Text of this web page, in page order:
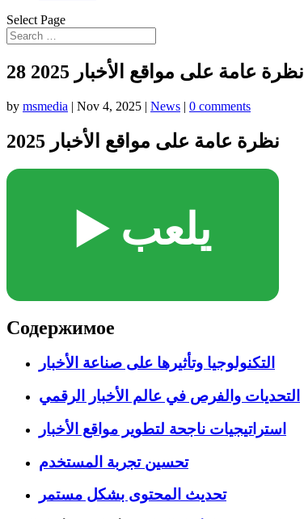
Select Page
نظرة عامة على مواقع الأخبار 2025 28
by msmedia | Nov 4, 2025 | News | 0 comments
نظرة عامة على مواقع الأخبار 2025
▶️ يلعب
Содержимое
التكنولوجيا وتأثيرها على صناعة الأخبار
التحديات والفرص في عالم الأخبار الرقمي
استراتيجيات ناجحة لتطوير مواقع الأخبار
تحسين تجربة المستخدم
تحديث المحتوى بشكل مستمر